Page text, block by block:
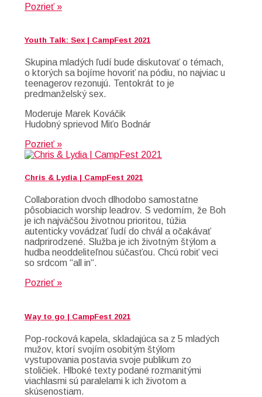
Pozrieť »
Youth Talk: Sex | CampFest 2021
Skupina mladých ľudí bude diskutovať o témach,
o ktorých sa bojíme hovoriť na pódiu, no najviac u
teenagerov rezonujú. Tentokrát to je
predmanželský sex.
Moderuje Marek Kováčik
Hudobný sprievod Miťo Bodnár
Pozrieť »
Chris & Lydia | CampFest 2021
Collaboration dvoch dlhodobo samostatne
pôsobiacich worship leadrov. S vedomím, že Boh
je ich najväčšou životnou prioritou, túžia
autenticky vovádzať ľudí do chvál a očakávať
nadprirodzené. Služba je ich životným štýlom a
hudba neoddeliteľnou súčasťou. Chcú robiť veci
so srdcom “all in“.
Pozrieť »
Way to go | CampFest 2021
Pop-rocková kapela, skladajúca sa z 5 mladých
mužov, ktorí svojím osobitým štýlom
vystupovania postavia svoje publikum zo
stoličiek. Hlboké texty podané rozmanitými
viachlasmi sú paralelami k ich životom a
skúsenostiam.